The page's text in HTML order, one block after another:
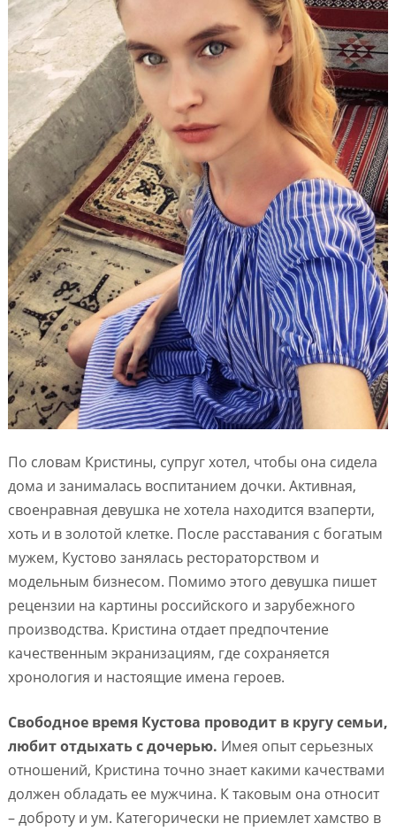
По словам Кристины, супруг хотел, чтобы она сидела
дома и занималась воспитанием дочки. Активная,
своенравная девушка не хотела находится взаперти,
хоть и в золотой клетке. После расставания с богатым
мужем, Кустово занялась рестораторством и
модельным бизнесом. Помимо этого девушка пишет
рецензии на картины российского и зарубежного
производства. Кристина отдает предпочтение
качественным экранизациям, где сохраняется
хронология и настоящие имена героев.
Свободное время Кустова проводит в кругу семьи,
любит отдыхать с дочерью. Имея опыт серьезных
отношений, Кристина точно знает какими качествами
должен обладать ее мужчина. К таковым она относит
– доброту и ум. Категорически не приемлет хамство в